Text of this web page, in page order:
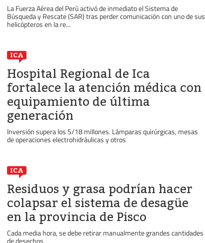
La Fuerza Aérea del Perú activó de inmediato el Sistema de
Búsqueda y Rescate (SAR) tras perder comunicación con uno de sus
helicópteros en la re...
ICA
Hospital Regional de Ica
fortalece la atención médica con
equipamiento de última
generación
Inversión supera los S/18 millones. Lámparas quirúrgicas, mesas
de operaciones electrohidráulicas y otros
ICA
Residuos y grasa podrían hacer
colapsar el sistema de desagüe
en la provincia de Pisco
Cada media hora, se debe retirar manualmente grandes cantidades
de desechos